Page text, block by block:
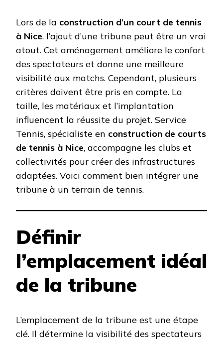
Lors de la construction d’un court de tennis
à Nice, l’ajout d’une tribune peut être un vrai
atout. Cet aménagement améliore le confort
des spectateurs et donne une meilleure
visibilité aux matchs. Cependant, plusieurs
critères doivent être pris en compte. La
taille, les matériaux et l’implantation
influencent la réussite du projet. Service
Tennis, spécialiste en construction de courts
de tennis à Nice, accompagne les clubs et
collectivités pour créer des infrastructures
adaptées. Voici comment bien intégrer une
tribune à un terrain de tennis.
Définir
l’emplacement idéal
de la tribune
L’emplacement de la tribune est une étape
clé. Il détermine la visibilité des spectateurs